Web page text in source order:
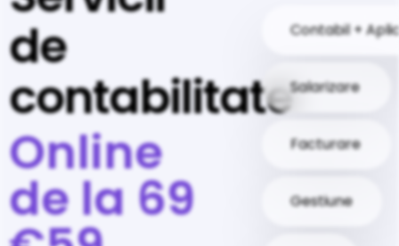
de
contabilitate
Online
de la 69
Contabil +
Salarizare
Facturare
Gestiune